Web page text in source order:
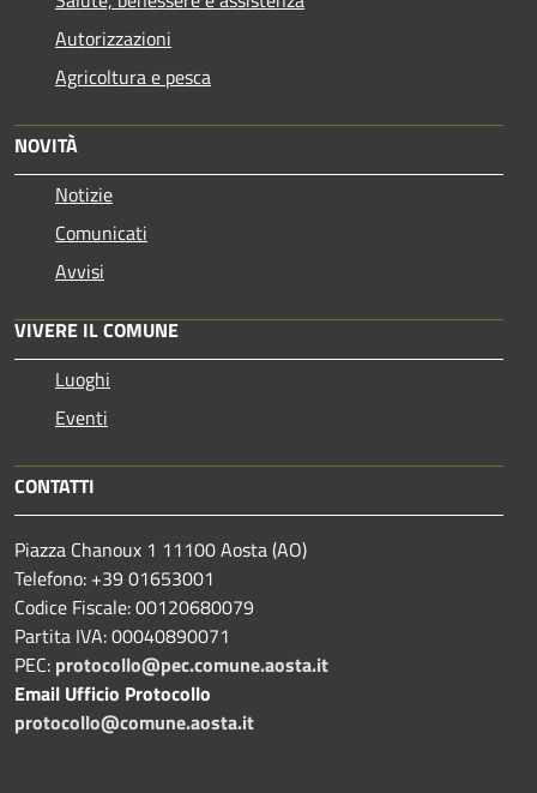
Autorizzazioni
Agricoltura e pesca
NOVITÀ
Notizie
Comunicati
Avvisi
VIVERE IL COMUNE
Luoghi
Eventi
CONTATTI
Piazza Chanoux 1 11100 Aosta (AO)
Telefono: +39 01653001
Codice Fiscale: 00120680079
Partita IVA: 00040890071
PEC: protocollo@pec.comune.aosta.it
Email Ufficio Protocollo
protocollo@comune.aosta.it